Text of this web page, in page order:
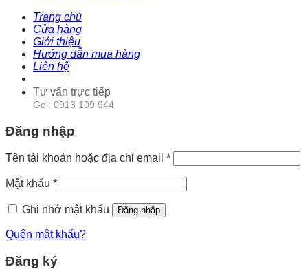
Trang chủ
Cửa hàng
Giới thiệu
Hướng dẫn mua hàng
Liên hệ
Tư vấn trực tiếp
Gọi: 0913 109 944
Đăng nhập
Tên tài khoản hoặc địa chỉ email *
Mật khẩu *
Ghi nhớ mật khẩu Đăng nhập
Quên mật khẩu?
Đăng ký